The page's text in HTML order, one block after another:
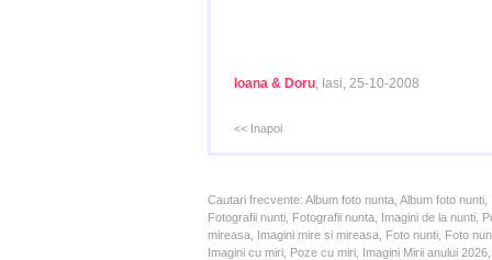
Ioana & Doru, Iasi, 25-10-2008
<< Inapoi
Cautari frecvente: Album foto nunta, Album foto
Fotografii nunti, Fotografii nunta, Imagini de la nunti,
mireasa, Imagini mire si mireasa, Foto nunti, Foto
Imagini cu miri, Poze cu miri, Imagini Mirii anului